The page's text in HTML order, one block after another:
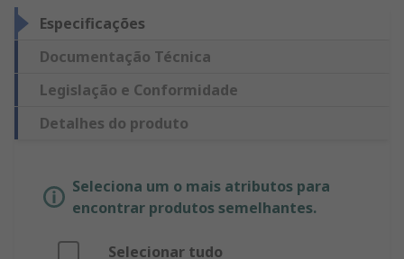
Especificações
Documentação Técnica
Legislação e Conformidade
Detalhes do produto
Seleciona um o mais atributos para
encontrar produtos semelhantes.
Selecionar tudo